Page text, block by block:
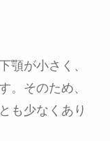
顎が小さく、
。そのため、
も少なくあり